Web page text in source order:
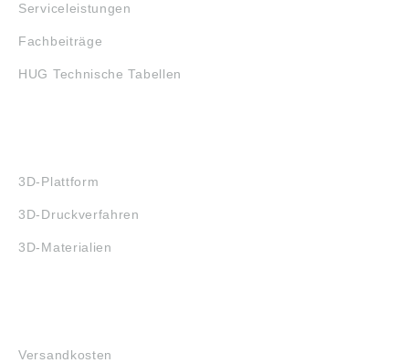
Serviceleistungen
Fachbeiträge
HUG Technische Tabellen
3D-Plattform
3D-Druckverfahren
3D-Materialien
Versandkosten